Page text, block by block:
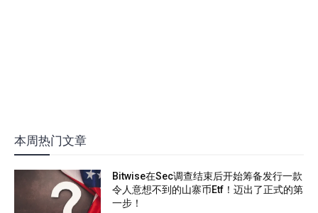
本周热门文章
Bitwise在Sec调查结束后开始筹备发行一款
令人意想不到的山寨币Etf！迈出了正式的第
一步！